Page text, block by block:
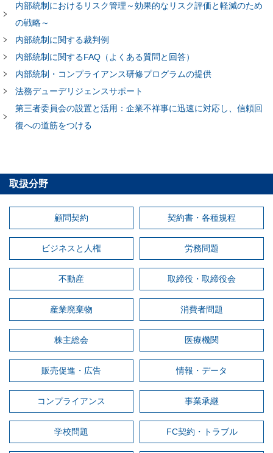
内部統制におけるリスク管理～効果的なリスク評価と軽減のため
の戦略～
内部統制に関する裁判例
内部統制に関するFAQ（よくある質問と回答）
内部統制・コンプライアンス研修プログラムの提供
法務デューデリジェンスサポート
第三者委員会の設置と活用：企業不祥事に迅速に対応し、信頼回
復への道筋をつける
取扱分野
顧問契約 契約書・各種規程
ビジネスと人権 労務問題
不動産 取締役・取締役会
産業廃棄物 消費者問題
株主総会 医療機関
販売促進・広告 情報・データ
コンプライアンス 事業承継
学校問題 FC契約・トラブル